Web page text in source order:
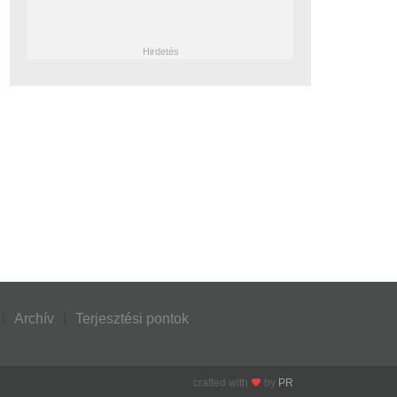
Archív Terjesztési pontok
crafted with by PR